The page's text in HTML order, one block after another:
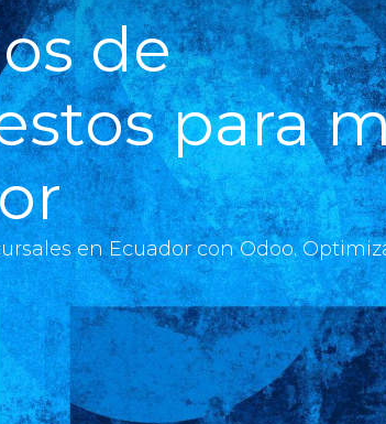
de
para
en Ecuador con Odoo.